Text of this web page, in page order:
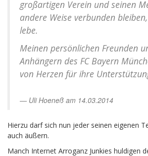
großartigen Verein und seinen
andere Weise verbunden
lebe.
Meinen persönlichen Freunden
Anhängern des FC Bayern
von Herzen für ihre
Uli Hoeneß am 14.03.2014
Hierzu darf sich nun jeder seinen eigenen
auch äußern.
Manch Internet Arroganz Junkies huldigen